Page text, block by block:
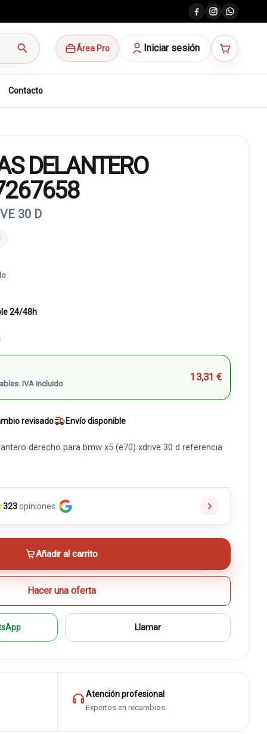
search Área Pro Iniciar sesión
Contacto
DELANTERO
30 D
24/48h
IVA incluido
13,31 €
revisado Envío disponible
derecho para bmw x5 (e70) xdrive 30 d referencia
323opiniones
Añadir al carrito
Hacer una oferta
Llamar
Atención profesional
Expertos en recambios